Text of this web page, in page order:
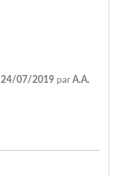
24/07/2019 parA.A.